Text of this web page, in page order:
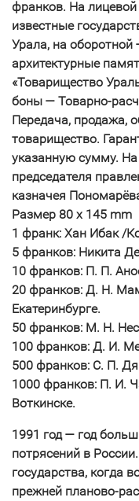
франков. На
известные
Урала, на оборотной
архитектурные
«Товарищество
боны — Товарно-
Передача, продажа,
товарищество.
указанную сумму. На
председателя
казначея
Размер 80 x 145 mm
1 франк: Хан Ибак /
5 франков: Никита
10 франков: П. П.
20 франков: Д. Н.
Екатеринбурге.
50 франков: М. Н.
100 франков: Д. И.
500 франков: С. П.
1000 франков: П. И.
Воткинске.
1991 год — год
потрясений в
государства, когда
прежней планово-